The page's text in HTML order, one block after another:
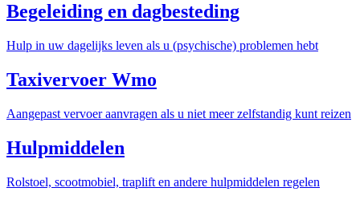
Begeleiding en dagbesteding
Hulp in uw dagelijks leven als u (psychische) problemen hebt
Taxivervoer Wmo
Aangepast vervoer aanvragen als u niet meer zelfstandig kunt reizen
Hulpmiddelen
Rolstoel, scootmobiel, traplift en andere hulpmiddelen regelen